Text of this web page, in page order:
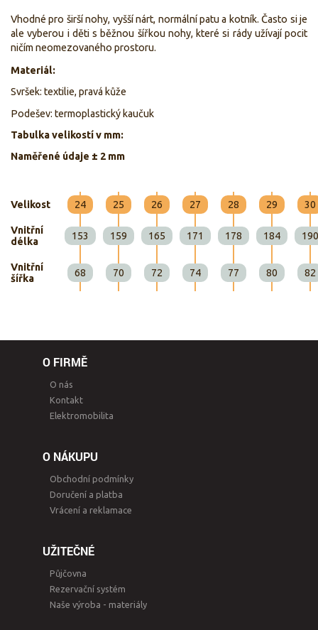
Vhodné pro širší nohy, vyšší nárt, normální patu a kotník. Často si je
ale vyberou i děti s běžnou šířkou nohy, které si rády užívají pocit
ničím neomezovaného prostoru.
Materiál:
Svršek: textilie, pravá kůže
Podešev: termoplastický kaučuk
Tabulka velikostí v mm:
Naměřené údaje ± 2 mm
Velikost 24 25 26 27 28 29 30
Vnitřní
délka
153 159 165 171 178 184 190
Vnitřní
šířka
68 70 72 74 77 80 82
O FIRMĚ
O nás
Kontakt
Elektromobilita
O NÁKUPU
Obchodní podmínky
Doručení a platba
Vrácení a reklamace
UŽITEČNÉ
Půjčovna
Rezervační systém
Naše výroba - materiály